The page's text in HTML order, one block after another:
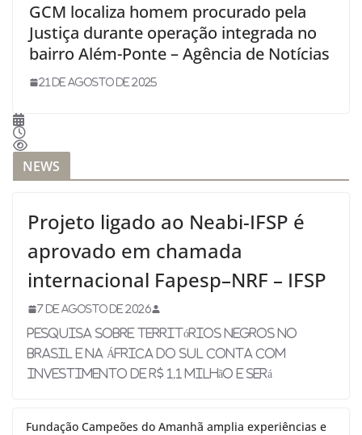
GCM localiza homem procurado pela
Justiça durante operação integrada no
bairro Além-Ponte – Agência de Notícias
21 de agosto de 2025
NEWS
Projeto ligado ao Neabi-IFSP é
aprovado em chamada
internacional Fapesp–NRF – IFSP
7 de agosto de 2026
Pesquisa sobre territórios negros no
Brasil e na África do Sul conta com
investimento de R$ 1,1 milhão e será
Fundação Campeões do Amanhã amplia experiências e